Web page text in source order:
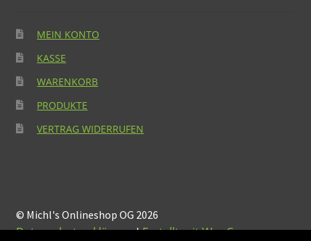
MEIN KONTO
KASSE
WARENKORB
PRODUKTE
VERTRAG WIDERRUFEN
© Michl's Onlineshop OG 2026
Datenschutzerklärung Erstellt mit WooCommerce.